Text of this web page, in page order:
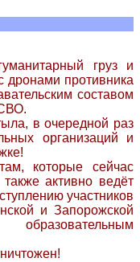
груз и
дронами противника
составом
в очередной раз
организаций и
которые сейчас
активно ведёт
участников
и Запорожской